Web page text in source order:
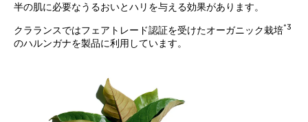
半の肌に必要なうるおいとハリを与える効果があります。
クラランスではフェアトレード認証を受けたオーガニック栽培*3
のハルンガナを製品に利用しています。